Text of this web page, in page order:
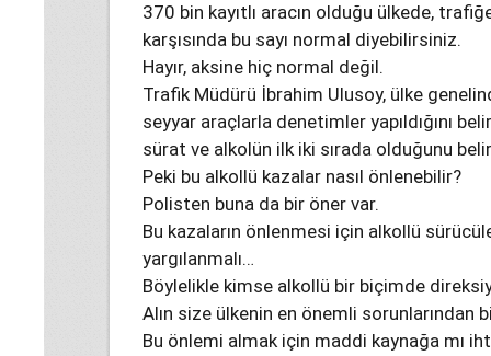
370 bin kayıtlı aracın olduğu ülkede,
karşısında bu sayı normal diyebilirsiniz.
Hayır, aksine hiç normal değil.
Trafik Müdürü İbrahim Ulusoy, ülke
seyyar araçlarla denetimler yapıldığını
sürat ve alkolün ilk iki sırada olduğunu
Peki bu alkollü kazalar nasıl önlenebilir?
Polisten buna da bir öner var.
Bu kazaların önlenmesi için alkollü
yargılanmalı…
Böylelikle kimse alkollü bir biçimde
Alın size ülkenin en önemli sorunlarından
Bu önlemi almak için maddi kaynağa mı